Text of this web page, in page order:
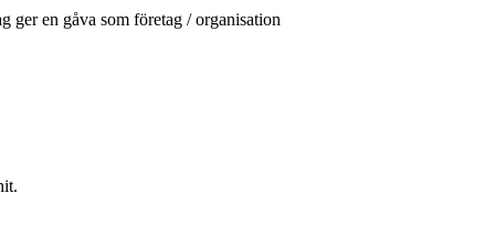
ger en gåva som företag / organisation